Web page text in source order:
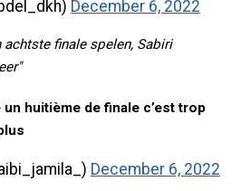
December 6, 2022
achtste finale spelen, Sabiri
huitième de finale c’est trop
December 6, 2022